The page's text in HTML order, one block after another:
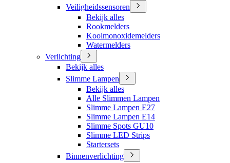
Veiligheidssensoren
Bekijk alles
Rookmelders
Koolmonoxidemelders
Watermelders
Verlichting
Bekijk alles
Slimme Lampen
Bekijk alles
Alle Slimmen Lampen
Slimme Lampen E27
Slimme Lampen E14
Slimme Spots GU10
Slimme LED Strips
Startersets
Binnenverlichting